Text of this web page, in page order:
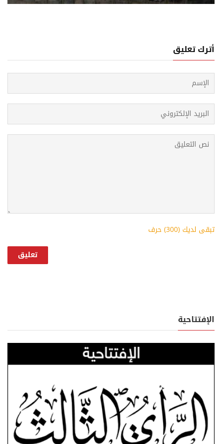
أترك تعليق
تبقى لديك (300) حرف
الإفتتاحية